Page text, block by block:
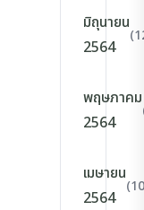
มิถุนายน
2564
พฤษภาคม
2564
เมษายน
2564